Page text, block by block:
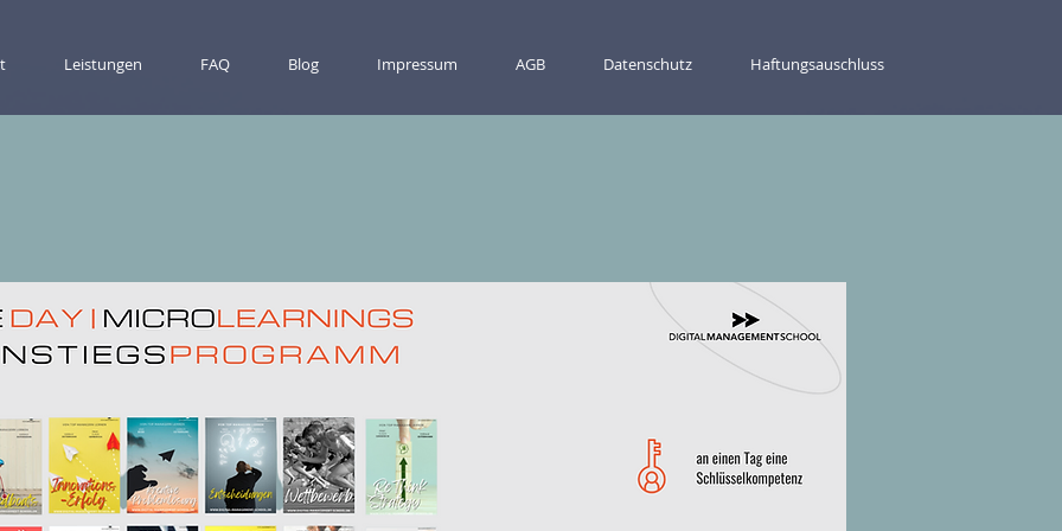
Leistungen FAQ Blog Impressum AGB Datenschutz Haftungsauschluss